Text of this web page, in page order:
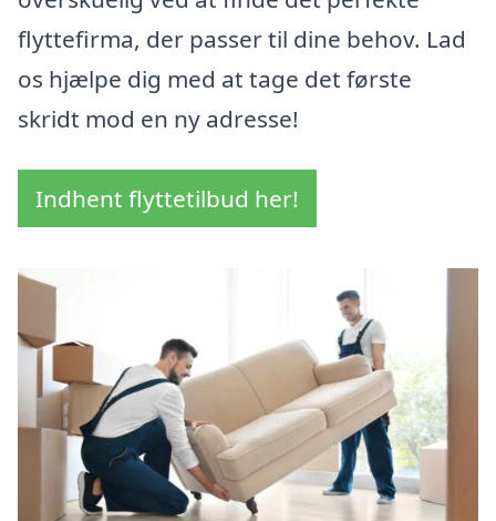
flyttefirma, der passer til dine behov. Lad
os hjælpe dig med at tage det første
skridt mod en ny adresse!
Indhent flyttetilbud her!